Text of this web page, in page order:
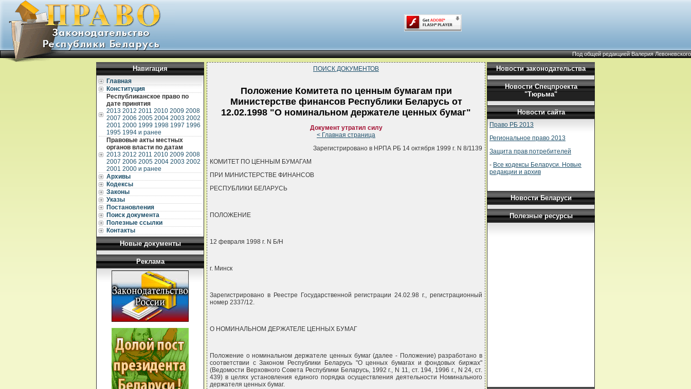
Под общей редакцией Валерия Левоневского
Навигация
Главная
Конституция
Республиканское право по
дате принятия
2013 2012 2011 2010 2009 2008
2007 2006 2005 2004 2003 2002
2001 2000 1999 1998 1997 1996
1995 1994 и ранее
Правовые акты местных
органов власти по датам
2013 2012 2011 2010 2009 2008
2007 2006 2005 2004 2003 2002
2001 2000 и ранее
Архивы
Кодексы
Законы
Указы
Постановления
Поиск документа
Полезные ссылки
Контакты
Новые документы
Реклама
ПОИСК ДОКУМЕНТОВ
Положение Комитета по ценным бумагам при
Министерстве финансов Республики Беларусь от
12.02.1998 "О номинальном держателе ценных бумаг"
Документ утратил силу
< Главная страница
Зарегистрировано в НРПА РБ 14 октября 1999 г. N 8/1139
КОМИТЕТ ПО ЦЕННЫМ БУМАГАМ
ПРИ МИНИСТЕРСТВЕ ФИНАНСОВ
РЕСПУБЛИКИ БЕЛАРУСЬ
ПОЛОЖЕНИЕ
12 февраля 1998 г. N Б/Н
г. Минск
Зарегистрировано в Реестре Государственной регистрации 24.02.98 г., регистрационный
номер 2337/12.
О НОМИНАЛЬНОМ ДЕРЖАТЕЛЕ ЦЕННЫХ БУМАГ
Положение о номинальном держателе ценных бумаг (далее - Положение) разработано в
соответствии с Законом Республики Беларусь "О ценных бумагах и фондовых биржах"
(Ведомости Верховного Совета Республики Беларусь, 1992 г., N 11, ст. 194, 1996 г., N 24, ст.
439) в целях установления единого порядка осуществления деятельности Номинального
держателя ценных бумаг.
Новости законодательства
Новости Спецпроекта
"Тюрьма"
Новости сайта
Право РБ 2013
Региональное право 2013
Защита прав потребителей
- Все кодексы Беларуси. Новые
редакции и архив
Новости Беларуси
Полезные ресурсы